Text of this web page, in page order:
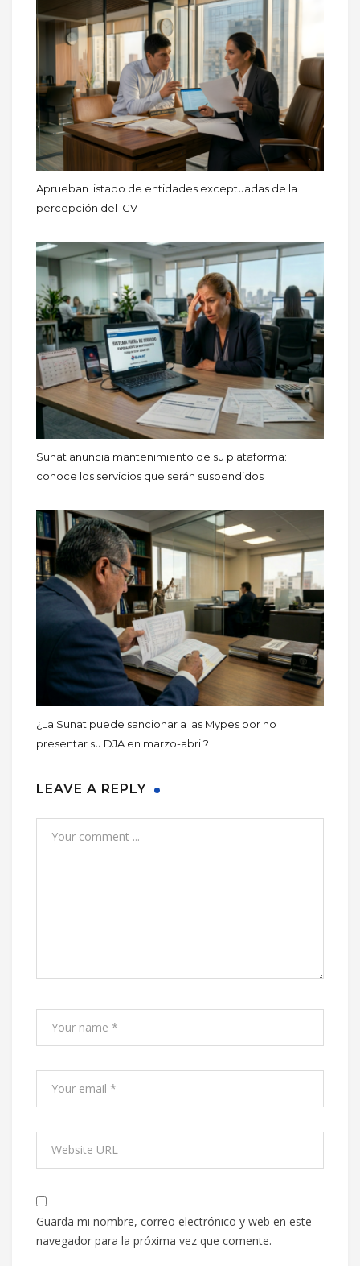
Aprueban listado de entidades exceptuadas de la
percepción del IGV
Sunat anuncia mantenimiento de su plataforma:
conoce los servicios que serán suspendidos
¿La Sunat puede sancionar a las Mypes por no
presentar su DJA en marzo-abril?
LEAVE A REPLY
Guarda mi nombre, correo electrónico y web en este
navegador para la próxima vez que comente.